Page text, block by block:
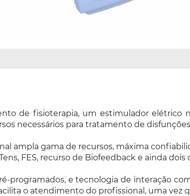
de fisioterapia, um estimulador elétrico
necessários para tratamento de
ampla gama de recursos, máxima
FES, recurso de Biofeedback e ainda
programados, e tecnologia de interação
o atendimento do profissional, uma vez